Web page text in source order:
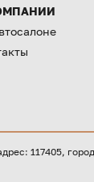
117405,